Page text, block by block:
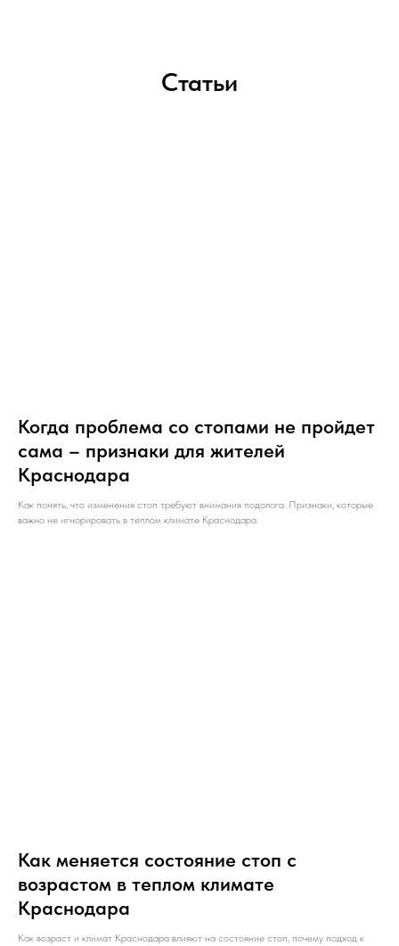
Статьи
Когда проблема со стопами не пройдет
сама – признаки для жителей
Краснодара
Как понять, что изменения стоп требуют внимания подолога. Признаки, которые
важно не игнорировать в теплом климате Краснодара.
Как меняется состояние стоп с
возрастом в теплом климате
Краснодара
Как возраст и климат Краснодара влияют на состояние стоп, почему подход к